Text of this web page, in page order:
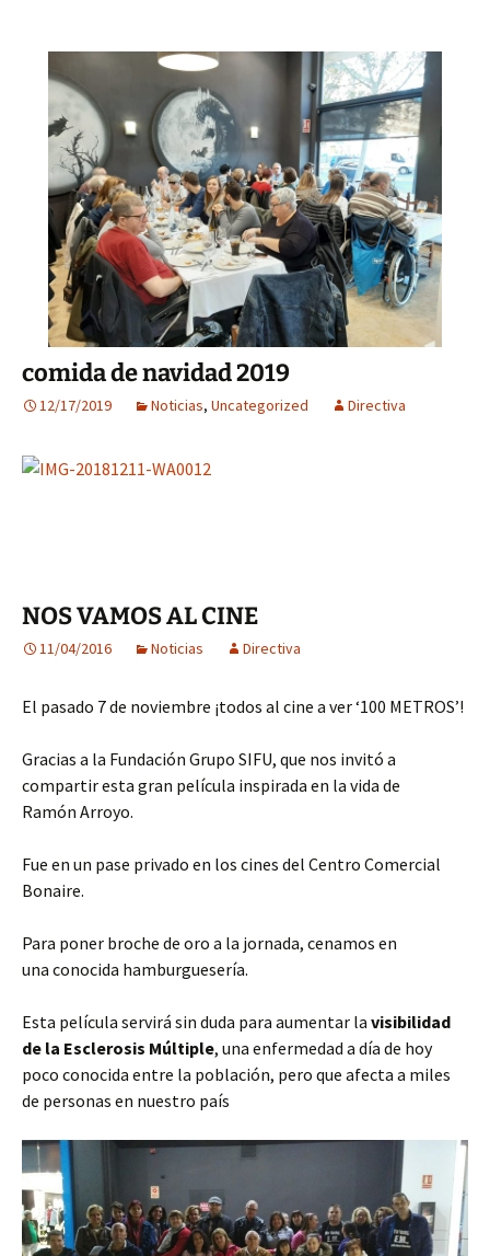
comida de navidad 2019
12/17/2019 Noticias, Uncategorized Directiva
NOS VAMOS AL CINE
11/04/2016 Noticias Directiva
El pasado 7 de noviembre ¡todos al cine a ver ‘100 METROS’!
Gracias a la Fundación Grupo SIFU, que nos invitó a
compartir esta gran película inspirada en la vida de
Ramón Arroyo.
Fue en un pase privado en los cines del Centro Comercial
Bonaire.
Para poner broche de oro a la jornada, cenamos en
una conocida hamburguesería.
Esta película servirá sin duda para aumentar la visibilidad
de la Esclerosis Múltiple, una enfermedad a día de hoy
poco conocida entre la población, pero que afecta a miles
de personas en nuestro país